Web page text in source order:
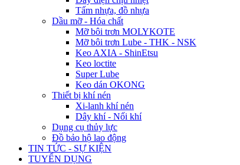
Tấm nhựa, đồ nhựa
Dầu mỡ - Hóa chất
Mỡ bôi trơn MOLYKOTE
Mỡ bôi trơn Lube - THK - NSK
Keo AXIA - ShinEtsu
Keo loctite
Super Lube
Keo dán OKONG
Thiết bị khí nén
Xi-lanh khí nén
Dây khí - Nối khí
Dụng cụ thủy lực
Đồ bảo hộ lao động
TIN TỨC - SỰ KIỆN
TUYỂN DỤNG